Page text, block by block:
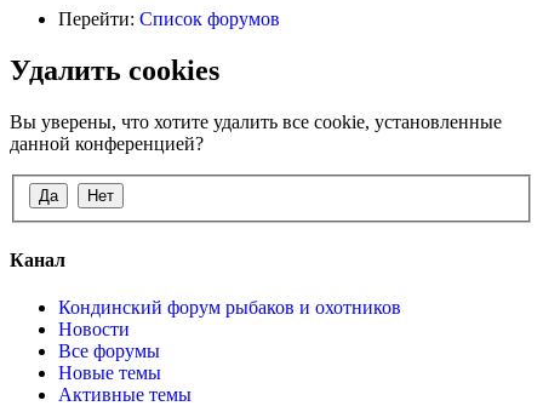
Перейти: Список форумов
Удалить cookies
Вы уверены, что хотите удалить все cookie, установленные
данной конференцией?
Канал
Кондинский форум рыбаков и охотников
Новости
Все форумы
Новые темы
Активные темы